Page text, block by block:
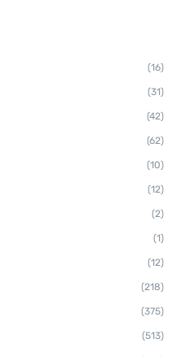
(16)
(31)
(42)
(62)
(10)
(12)
(2)
(1)
(12)
(218)
(375)
(513)